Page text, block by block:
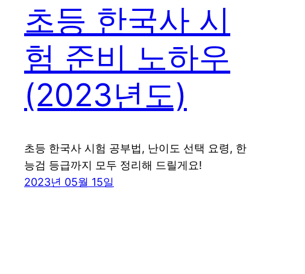
초등 한국사 시
험 준비 노하우
(2023년도)
초등 한국사 시험 공부법, 난이도 선택 요령, 한
능검 등급까지 모두 정리해 드릴게요!
2023년 05월 15일